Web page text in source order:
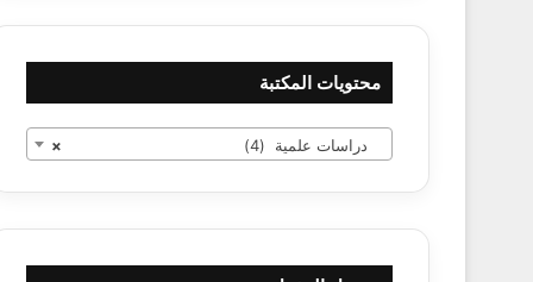
محتويات المكتبة
× دراسات علمية (4)